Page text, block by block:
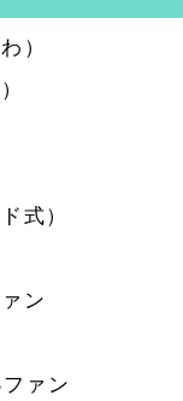
）
式）
ン
ァン